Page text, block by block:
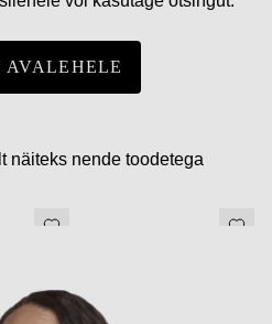
AVALEHELE
näiteks nende toodetega